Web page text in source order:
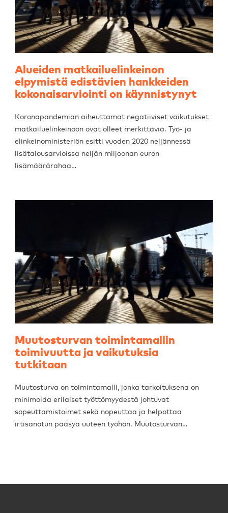
Alueiden matkailuelinkeinon
elpymistä edistävien hankkeiden
kokonaisarviointi on käynnistynyt
Koronapandemian aiheuttamat negatiiviset vaikutukset
matkailuelinkeinoon ovat olleet merkittäviä. Työ- ja
elinkeinoministeriön esitti vuoden 2020 neljännessä
lisätalousarvioissa neljän miljoonan euron
lisämäärärahaa…
Muutosturvan toimintamallin
toimivuutta ja vaikutuksia
tutkitaan
Muutosturva on toimintamalli, jonka tarkoituksena on
minimoida erilaiset työttömyydestä johtuvat
sopeuttamistoimet sekä nopeuttaa ja helpottaa
irtisanotun pääsyä uuteen työhön. Muutosturvan…